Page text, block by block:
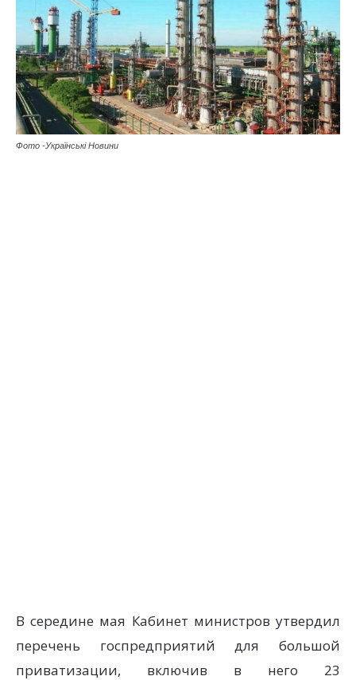
Фото -Українські Новини
В середине мая Кабинет министров утвердил
перечень госпредприятий для большой
приватизации, включив в него 23